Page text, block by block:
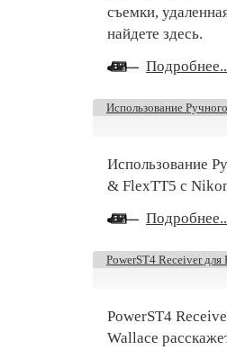
съемки,
найдете здесь.
Использование
Использование
& FlexTT5 с
PowerST4 Receiver
PowerST4
Wallace